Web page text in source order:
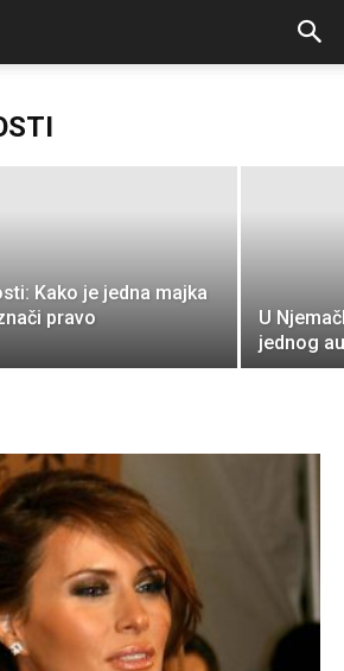
i tajna prosjaka: Priča o
istine“
Kako je jedna majka
pravo
U
jednog